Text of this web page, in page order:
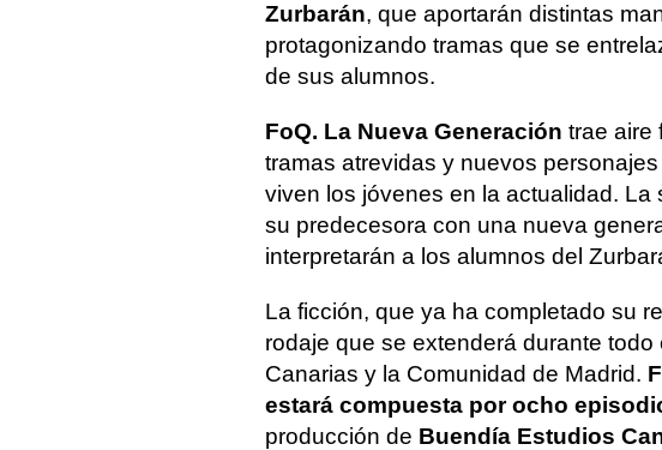
Zurbarán, que aportarán distintas
protagonizando tramas que se
de sus alumnos.
FoQ. La Nueva Generación trae aire
tramas atrevidas y nuevos
viven los jóvenes en la actualidad. La
su predecesora con una nueva
interpretarán a los alumnos del
La ficción, que ya ha completado su
rodaje que se extenderá durante
Canarias y la Comunidad de Madrid.
estará compuesta por ocho
producción de Buendía Estudios